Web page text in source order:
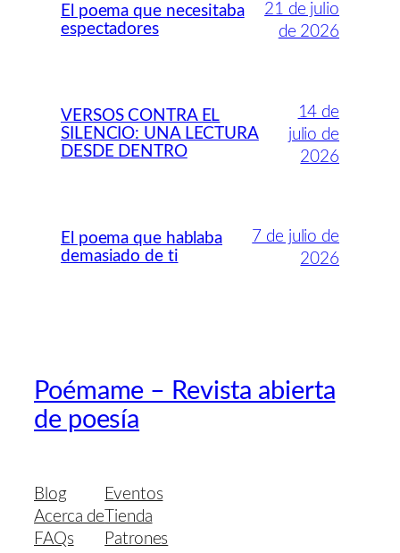
El poema que necesitaba
espectadores
21 de julio
de 2026
VERSOS CONTRA EL
SILENCIO: UNA LECTURA
DESDE DENTRO
14 de
julio de
2026
El poema que hablaba
demasiado de ti
7 de julio de
2026
Poémame – Revista abierta
de poesía
Blog
Acerca de
FAQs
Eventos
Tienda
Patrones